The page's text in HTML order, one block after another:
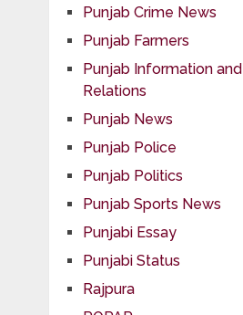
Punjab Crime News
Punjab Farmers
Punjab Information
Relations
Punjab News
Punjab Police
Punjab Politics
Punjab Sports News
Punjabi Essay
Punjabi Status
Rajpura